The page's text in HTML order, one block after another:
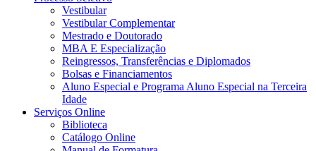
Vestibular
Vestibular Complementar
Mestrado e Doutorado
MBA E Especialização
Reingressos, Transferências e Diplomados
Bolsas e Financiamentos
Aluno Especial e Programa Aluno Especial na Terceira
Idade
Serviços Online
Biblioteca
Catálogo Online